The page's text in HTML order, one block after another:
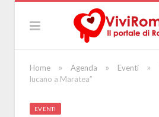
Home » Agenda » Eventi »
lucano a Maratea”
EVENTI